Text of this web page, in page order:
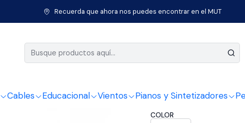
Cables Educacional Vientos Pianos y Sintetizadores
Recuerda que ahora nos puedes encontrar en el MUT
Micrófonos Micrófonos para batería Set de Micrófonos para bateria
|
Set de
COLOR